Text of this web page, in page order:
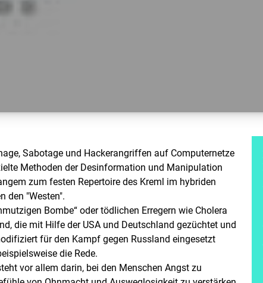
Sabotage und Hackerangriffen auf Computernetze
Methoden der Desinformation und Manipulation
zum festen Repertoire des Kreml im hybriden
den "Westen".
Bombe“ oder tödlichen Erregern wie Cholera
die mit Hilfe der USA und Deutschland gezüchtet und
für den Kampf gegen Russland eingesetzt
die Rede.
vor allem darin, bei den Menschen Angst zu